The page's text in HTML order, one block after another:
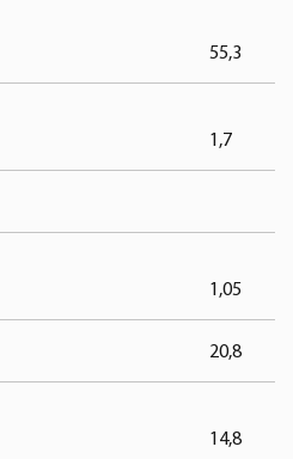
55,3
1,7
1,05
20,8
14,8